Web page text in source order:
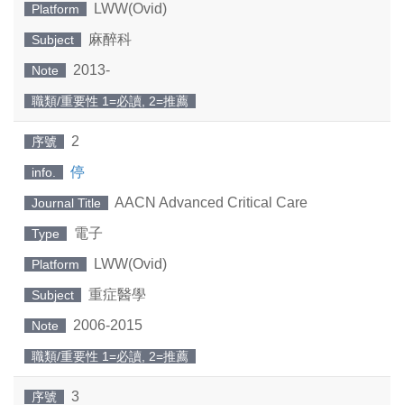
Platform LWW(Ovid)
Subject 麻醉科
Note 2013-
職類/重要性 1=必讀, 2=推薦
序號 2
info. 停
Journal Title AACN Advanced Critical Care
Type 電子
Platform LWW(Ovid)
Subject 重症醫學
Note 2006-2015
職類/重要性 1=必讀, 2=推薦
序號 3